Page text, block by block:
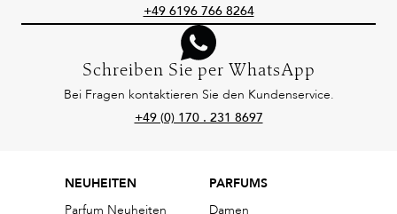
+49 6196 766 8264
Schreiben Sie per WhatsApp
Bei Fragen kontaktieren Sie den Kundenservice.
+49 (0) 170 . 231 8697
NEUHEITEN
Parfum Neuheiten
PARFUMS
Damen